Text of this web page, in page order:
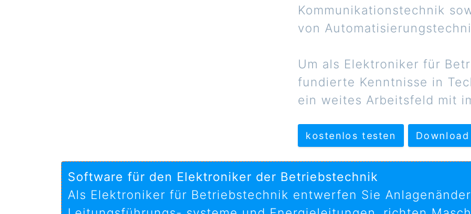
Kommunikationstechnik
von
Um als Elektroniker für
fundierte Kenntnisse in
ein weites Arbeitsfeld mit
kostenlos testen Download
Software für den Elektroniker der Betriebstechnik
Als Elektroniker für Betriebstechnik entwerfen Sie